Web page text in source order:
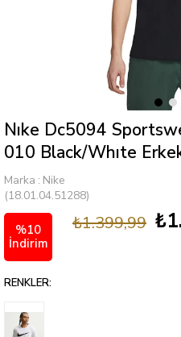
Nıke Dc5094
010 Black/Whıte
Marka : Nike
(18.01.04.51288)
%10
İndirim
₺1.399,99
RENKLER: